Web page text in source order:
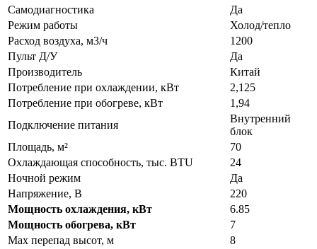
Самодиагностика
Да
Режим работы
Холод/тепло
Расход воздуха, м3/ч
1200
Пульт Д/У
Да
Производитель
Китай
Потребление при охлаждении, кВт
2,125
Потребление при обогреве, кВт
1,94
Подключение питания
Внутренний
блок
Площадь, м²
70
Охлаждающая способность, тыс. BTU
24
Ночной режим
Да
Напряжение, В
220
Мощность охлаждения, кВт
6.85
Мощность обогрева, кВт
7
Max перепад высот, м
8